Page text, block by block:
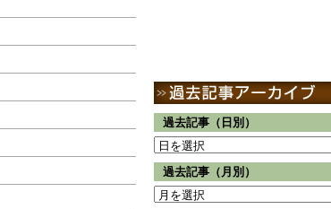
過去記事（日別）
過去記事（月別）